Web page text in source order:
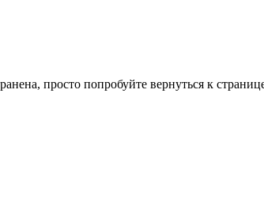
просто попробуйте вернуться к